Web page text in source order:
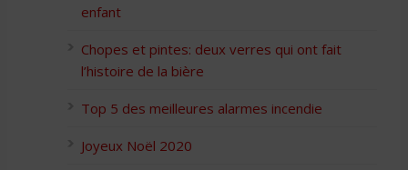
enfant
Chopes et pintes: deux verres qui ont fait
l’histoire de la bière
Top 5 des meilleures alarmes incendie
Joyeux Noël 2020